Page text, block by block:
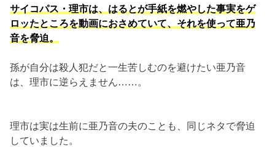
サイコパス・理市は、はるとが手紙を燃やした事実をゲ
ロッたところを動画におさめていて、それを使って亜乃
音を脅迫。
孫が自分は殺人犯だと一生苦しむのを避けたい亜乃音
は、理市に逆らえません……。
理市は実は生前に亜乃音の夫のことも、同じネタで脅迫
していました。